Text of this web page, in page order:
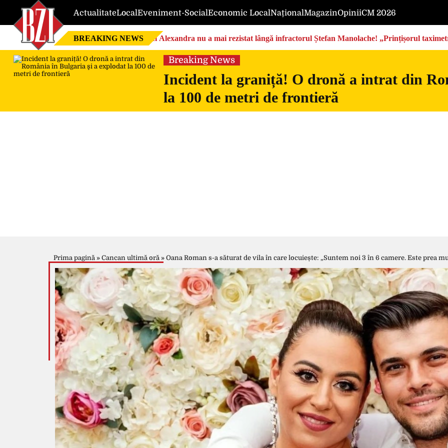
ActualitateLocalEveniment-SocialEconomic LocalNaționalMagazinOpiniiCM 2026
BREAKING NEWS Nici Alexandra nu a mai rezistat lângă infractorul Ștefan Manolache! „Prințișorul
Breaking News
Incident la graniță! O dronă a intrat din
la 100 de metri de frontieră
Prima pagină » Cancan ultimă oră » Oana Roman s-a săturat de vila în care locuiește: „Suntem noi 3 în 6 camere. Este prea